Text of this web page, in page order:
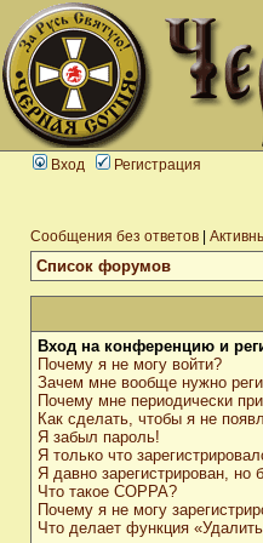
Вход Регистрация
Сообщения без ответов
Список форумов
Вход на конференцию и
Почему я не могу войти?
Зачем мне вообще нужно
Почему мне периодически
Как сделать, чтобы я не
Я забыл пароль!
Я только что
Я давно зарегистрирован, но
Что такое COPPA?
Почему я не могу
Что делает функция